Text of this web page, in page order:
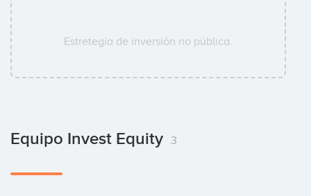
Estretegía de inversión no pública.
Equipo Invest Equity 3